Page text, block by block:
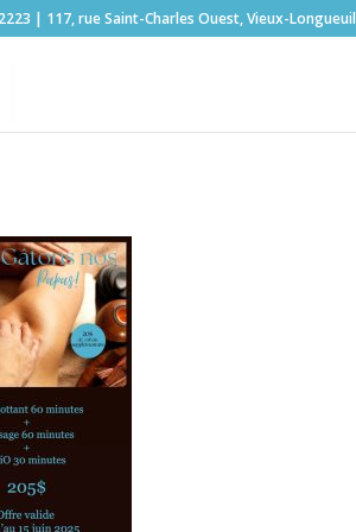
| 117, rue Saint-Charles Ouest, Vieux-Longueuil